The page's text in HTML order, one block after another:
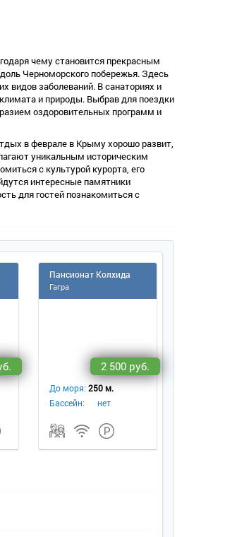
чему становится прекрасным
Черноморского побережья. Здесь
видов заболеваний. В санаториях и
и природы. Выбрав для поездки
оздоровительных программ и
в феврале в Крыму хорошо развит,
уникальным историческим
с культурой курорта, его
интересные памятники
для гостей познакомиться с
Пансионат Колхида
Гагра
2 500 руб.
До моря:250 м.
Бассейн:
нет